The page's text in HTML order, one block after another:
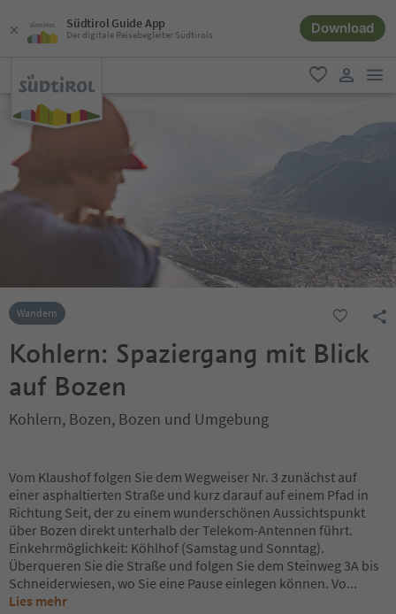
Südtirol Guide App
Der digitale Reisebegleiter Südtirols Download
favorit
Wandern
Kohlern: Spaziergang mit Blick
auf Bozen
Kohlern, Bozen, Bozen und Umgebung
Vom Klaushof folgen Sie dem Wegweiser Nr. 3 zunächst auf
einer asphaltierten Straße und kurz darauf auf einem Pfad in
Richtung Seit, der zu einem wunderschönen Aussichtspunkt
über Bozen direkt unterhalb der Telekom-Antennen führt.
Einkehrmöglichkeit: Köhlhof (Samstag und Sonntag).
Überqueren Sie die Straße und folgen Sie dem Steinweg 3A bis
Schneiderwiesen, wo Sie eine Pause einlegen können. Vo...
Lies mehr